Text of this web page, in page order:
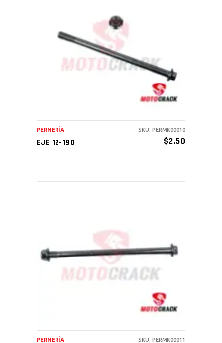
AÑADIR AL CARRITO
EJE 12-190 $2.50
PERNERÍA SKU: PERMK00010
AÑADIR AL CARRITO
PERNERÍA SKU: PERMK00011